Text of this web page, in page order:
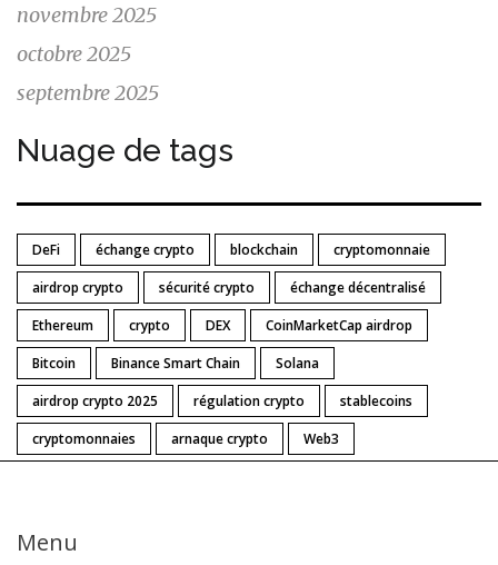
novembre 2025
octobre 2025
septembre 2025
Nuage de tags
DeFi échange crypto blockchain
cryptomonnaie
airdrop crypto
sécurité crypto
échange décentralisé
Ethereum
crypto DEX
CoinMarketCap airdrop
Bitcoin
Binance Smart Chain
Solana
airdrop crypto 2025
régulation crypto
stablecoins
cryptomonnaies
arnaque crypto Web3
Menu